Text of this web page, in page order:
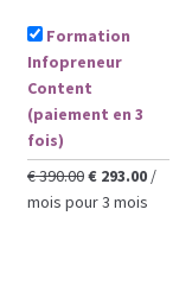
Formation
Infopreneur
Content
(paiement en 3
fois)
€390.00Le
prix
€293.00Le
prix
/
mois pour 3 mois